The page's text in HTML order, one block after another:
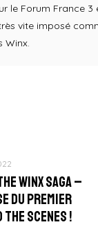
le Forum France 3
vite imposé
Winx.
Winx Saga –
du Premier
The Scenes !